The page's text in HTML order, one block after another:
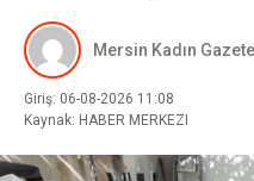
Mersin Kadın
Giriş: 06-08-2026 11:08
Kaynak: HABER MERKEZI